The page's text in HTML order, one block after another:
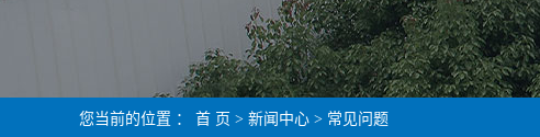
您当前的位置 ： 首 页 > 新闻中心 > 常见问题